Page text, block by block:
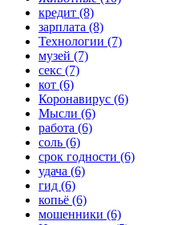
кредит (8)
зарплата (8)
Технологии (7)
музей (7)
секс (7)
кот (6)
Коронавирус (6)
Мысли (6)
работа (6)
соль (6)
срок годности (6)
удача (6)
гид (6)
копьё (6)
мошенники (6)